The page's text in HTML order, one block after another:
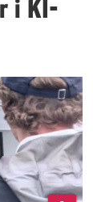
i KI-